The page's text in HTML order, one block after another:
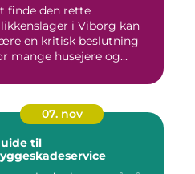
finde den rette
i Viborg kan
en kritisk beslutning
mange husejere og...
07. nov
til